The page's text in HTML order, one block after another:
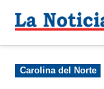
Para
contenido
Publicado
en
Carolina del Norte